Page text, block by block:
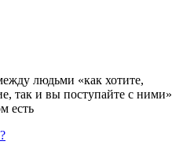
людьми «как хотите,
так и вы поступайте с ними»
есть